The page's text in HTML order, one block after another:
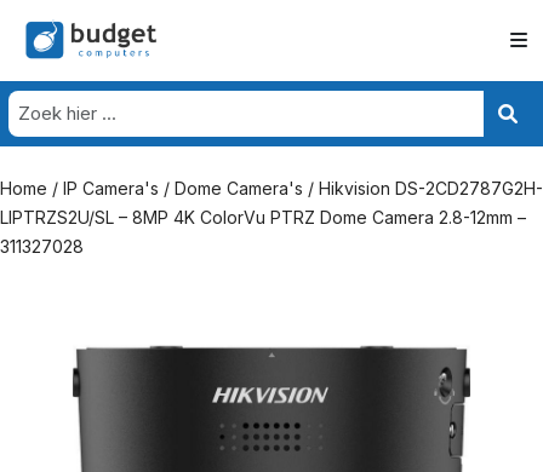
Home / IP Camera's / Dome Camera's / Hikvision DS-2CD2787G2H-
LIPTRZS2U/SL – 8MP 4K ColorVu PTRZ Dome Camera 2.8-12mm –
311327028